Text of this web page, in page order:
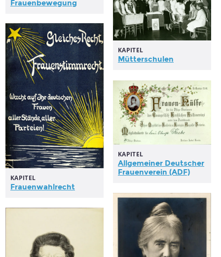
Frauenbewegung
KAPITEL
Mütterschulen
KAPITEL
Frauenwahlrecht
KAPITEL
Allgemeiner Deutscher
Frauenverein (ADF)